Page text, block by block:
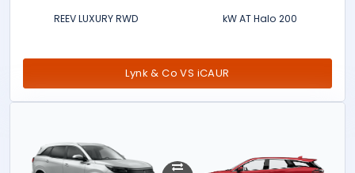
200 kW AT Halo
REEV LUXURY RWD
Lynk & Co VS iCAUR